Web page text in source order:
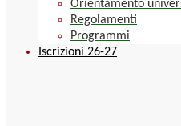
Orientamento
Regolamenti
Programmi
Iscrizioni 26-27